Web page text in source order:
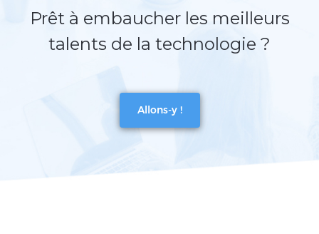
Prêt à embaucher les meilleurs
talents de la technologie ?
Allons-y !